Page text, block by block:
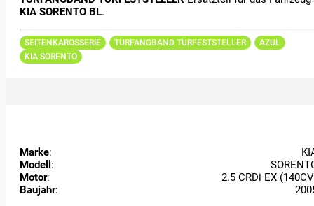
KIA SORENTO BL.
SEITENKAROSSERIE TÜRFANGBAND TÜRFESTSTELLER
AZUL
KIA SORENTO
Marke:
Modell :
Motor:
2.5 CRDi EX
Baujahr: